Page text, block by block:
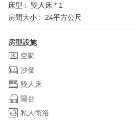
床型 : 雙人床 * 1
房間大小 :
24平方公尺
房型設施
空調
沙發
雙人床
陽台
私人衛浴